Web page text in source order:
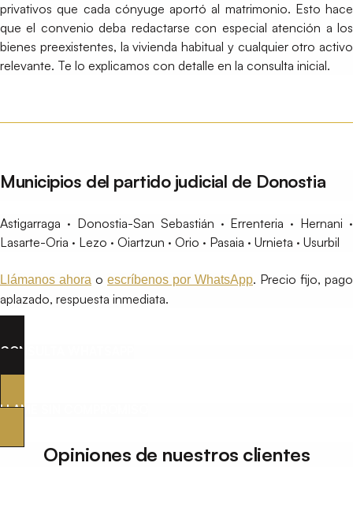
privativos que cada cónyuge aportó al matrimonio. Esto hace
que el convenio deba redactarse con especial atención a los
bienes preexistentes, la vivienda habitual y cualquier otro activo
relevante. Te lo explicamos con detalle en la consulta inicial.
Municipios del partido judicial de Donostia
Astigarraga · Donostia-San Sebastián · Errenteria · Hernani ·
Lasarte-Oria · Lezo · Oiartzun · Orio · Pasaia · Urnieta · Usurbil
Llámanos ahora o escríbenos por WhatsApp. Precio fijo, pago
aplazado, respuesta inmediata.
CONSULTA WHATSAPP
LLAME SIN COMPROMISO
Opiniones de nuestros clientes